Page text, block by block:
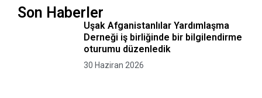
Son Haberler
Uşak Afganistanlılar Yardımlaşma
Derneği iş birliğinde bir bilgilendirme
oturumu düzenledik
30 Haziran 2026